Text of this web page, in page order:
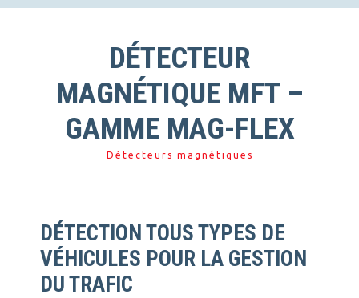
DÉTECTEUR
MAGNÉTIQUE MFT –
GAMME MAG-FLEX
Détecteurs magnétiques
DÉTECTION TOUS TYPES DE
VÉHICULES POUR LA GESTION
DU TRAFIC